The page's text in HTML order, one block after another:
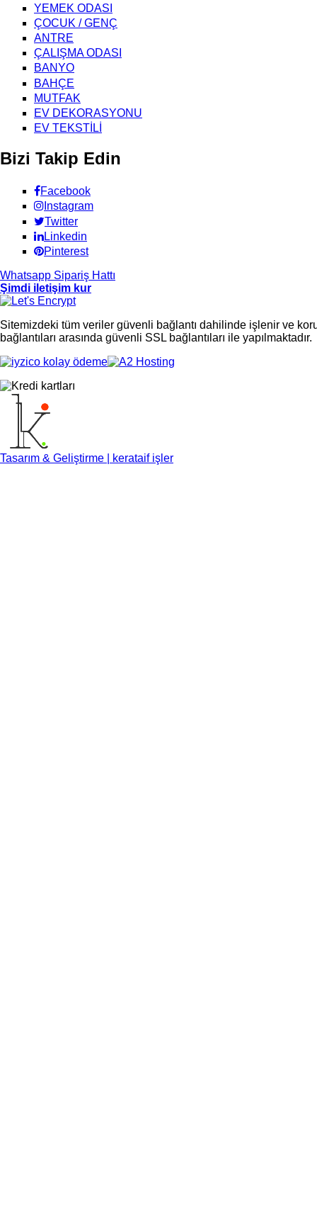
YEMEK ODASI
ÇOCUK / GENÇ
ANTRE
ÇALIŞMA ODASI
BANYO
BAHÇE
MUTFAK
EV DEKORASYONU
EV TEKSTİLİ
Bizi Takip Edin
Facebook
Instagram
Twitter
Linkedin
Pinterest
Whatsapp Sipariş Hattı
Şimdi iletişim kur
Sitemizdeki tüm veriler güvenli bağlantı dahilinde işlenir ve
bağlantıları arasında güvenli SSL bağlantıları ile yapılmaktadır.
Tasarım & Geliştirme | kerataif işler